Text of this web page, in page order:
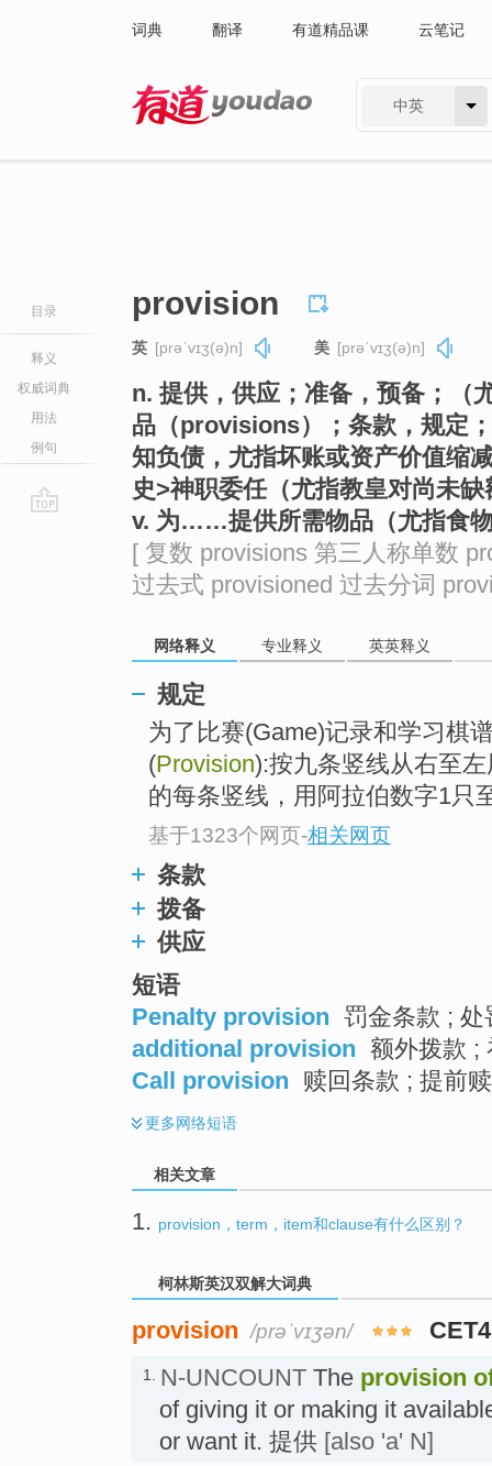
词典 翻译 有道精品课 云笔记
中英
目录
释义
权威词典
用法
例句
provision
英 [prəˈvɪʒ(ə)n] 美 [prəˈvɪʒ(ə)n]
n. 提供，供应；准备，预备；（
品（provisions）；条款，规定
知负债，尤指坏账或资产价值缩
史>神职委任（尤指教皇对尚未
v. 为……提供所需物品（尤指食
[ 复数 provisions 第三人称单数
过去式 provisioned 过去分词
网络释义 专业释义 英英释义
规定
为了比赛(Game)记录和学习棋
(Provision):按九条竖线从右至
的每条竖线，用阿拉伯数字1只
基于1323个网页-相关网页
条款
拨备
供应
短语
Penalty provision 罚金条款 ; 处
additional provision 额外拨款 ;
Call provision 赎回条款 ; 提前
更多网络短语
相关文章
1. provision，term，item和clause有什么区别？
柯林斯英汉双解大词典
provision /prəˈvɪʒən/
1. N-UNCOUNT The provision
of giving it or making it
or want it. 提供 [also 'a' N]